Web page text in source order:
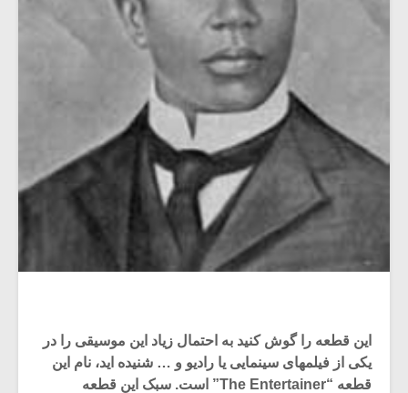
این قطعه را گوش کنید به احتمال زیاد این موسیقی را در
یکی از فیلمهای سینمایی یا رادیو و … شنیده اید، نام این
قطعه “The Entertainer” است. سبک این قطعه